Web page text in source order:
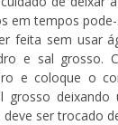
em tempos
feita sem usar
e sal grosso.
e coloque o
grosso deixando
ser trocado